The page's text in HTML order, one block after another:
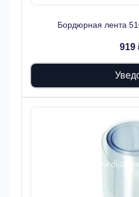
Бордюрная лента
919